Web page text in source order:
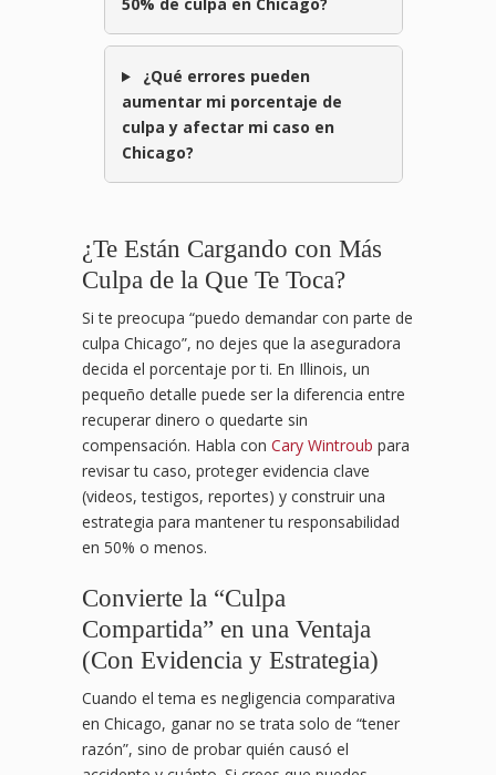
¿Qué errores pueden
aumentar mi porcentaje de
culpa y afectar mi caso en
Chicago?
¿Te Están Cargando con Más
Culpa de la Que Te Toca?
Si te preocupa “puedo demandar con parte de
culpa Chicago”, no dejes que la aseguradora
decida el porcentaje por ti. En Illinois, un
pequeño detalle puede ser la diferencia entre
recuperar dinero o quedarte sin
compensación. Habla con Cary Wintroub para
revisar tu caso, proteger evidencia clave
(videos, testigos, reportes) y construir una
estrategia para mantener tu responsabilidad
en 50% o menos.
Convierte la “Culpa
Compartida” en una Ventaja
(Con Evidencia y Estrategia)
Cuando el tema es negligencia comparativa
en Chicago, ganar no se trata solo de “tener
razón”, sino de probar quién causó el